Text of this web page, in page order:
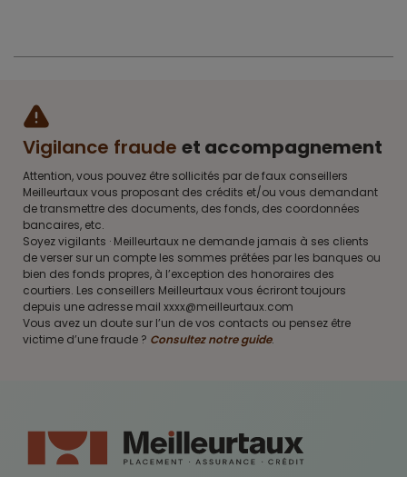
Vigilance fraude et accompagnement
Attention, vous pouvez être sollicités par de faux conseillers
Meilleurtaux vous proposant des crédits et/ou vous demandant
de transmettre des documents, des fonds, des coordonnées
bancaires, etc.
Soyez vigilants · Meilleurtaux ne demande jamais à ses clients
de verser sur un compte les sommes prêtées par les banques ou
bien des fonds propres, à l’exception des honoraires des
courtiers. Les conseillers Meilleurtaux vous écriront toujours
depuis une adresse mail xxxx@meilleurtaux.com
Vous avez un doute sur l’un de vos contacts ou pensez être
victime d’une fraude ? Consultez notre guide.